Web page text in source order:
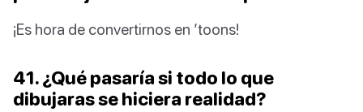
¡Es hora de convertirnos en ’toons!
41. ¿Qué pasaría si todo lo que
dibujaras se hiciera realidad?